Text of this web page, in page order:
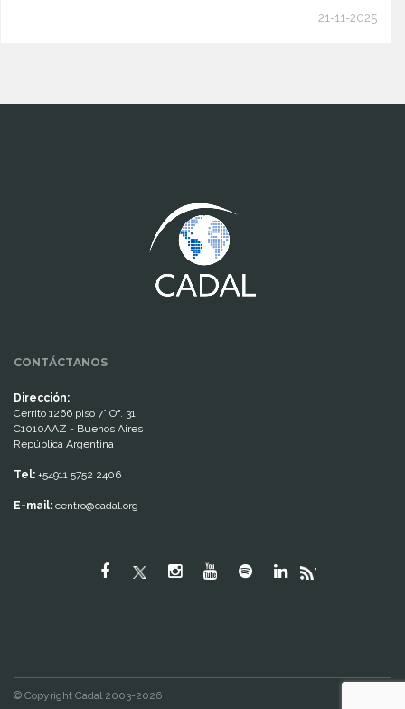
21-11-2025
CONTÁCTANOS
Dirección:
Cerrito 1266 piso 7° Of. 31
C1010AAZ - Buenos Aires
República Argentina
Tel: +54911 5752 2406
E-mail: centro@cadal.org
"
© Copyright Cadal 2003-2026